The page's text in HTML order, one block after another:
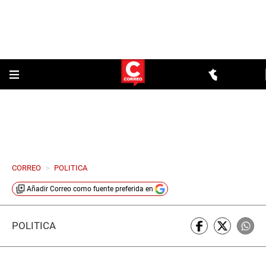
CORREO > POLITICA
Añadir Correo como fuente preferida en
POLÍTICA